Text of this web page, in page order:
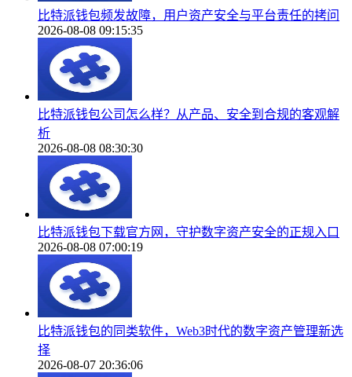
比特派钱包频发故障，用户资产安全与平台责任的拷问
2026-08-08 09:15:35
比特派钱包公司怎么样？从产品、安全到合规的客观解
析
2026-08-08 08:30:30
比特派钱包下载官方网，守护数字资产安全的正规入口
2026-08-08 07:00:19
比特派钱包的同类软件，Web3时代的数字资产管理新选
择
2026-08-07 20:36:06